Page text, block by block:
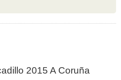
2015 A Coruña